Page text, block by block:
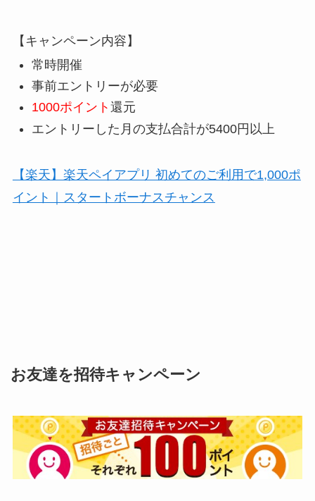
【キャンペーン内容】
常時開催
事前エントリーが必要
1000ポイント 還元
エントリーした月の支払合計が5400円以上
【楽天】楽天ペイアプリ 初めてのご利用で1,000ポ
イント｜スタートボーナスチャンス
お友達を招待キャンペーン